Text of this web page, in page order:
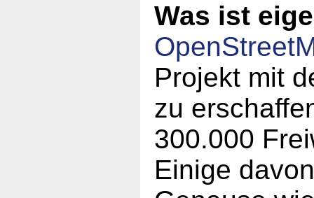
Was ist
Projekt mit
zu
300.000
Einige